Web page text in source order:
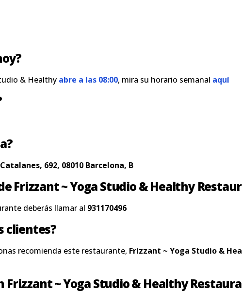
& Healthy abre a las 08:00, mira su horario semanal aquí
692, 08010 Barcelona, B
Frizzant ~ Yoga Studio & Healthy
deberás llamar al 931170496
clientes?
recomienda este restaurante, Frizzant ~ Yoga Studio &
Frizzant ~ Yoga Studio & Healthy